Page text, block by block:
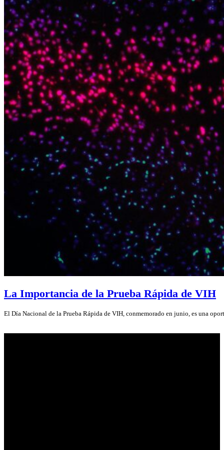
La Importancia de la Prueba Rápida de VIH
El Día Nacional de la Prueba Rápida de VIH, conmemorado en junio, es una